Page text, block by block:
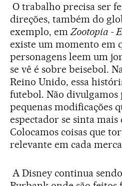
O trabalho precisa ser
direções, também do
exemplo, emZootopia -
existe um momento em
personagens leem um
se vê é sobre beisebol.
Reino Unido, essa
futebol. Não divulgamos
pequenas modificações
espectador se sinta mais
Colocamos coisas que
relevante em cada
A Disney continua